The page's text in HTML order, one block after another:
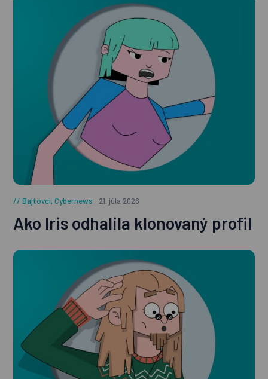
Bajtovci,Cybernews 21. júla 2026
Ako Iris odhalila klonovaný profil